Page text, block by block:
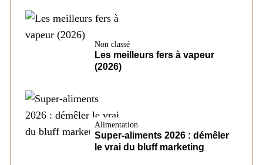
Non classé
Les meilleurs fers à vapeur
(2026)
Alimentation
Super-aliments 2026 : démêler
le vrai du bluff marketing